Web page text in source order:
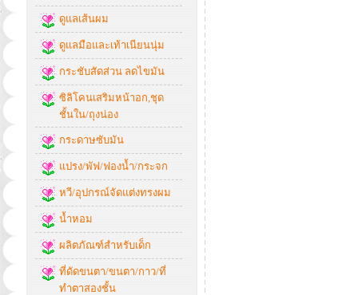
ดูแลเส้นผม
ดูแลมือและเท้าเนียนนุ่ม
กระชับสัดส่วน ลดไขมัน
ซิลิโคนเสริมหน้าอก,ชุด
ชั้นใน/ถุงน่อง
กระดาษซับมัน
แปรง/พัฟ/ฟองน้ำ/กระจก
หวี/อุปกรณ์จัดแต่งทรงผม
น้ำหอม
ผลิตภัณฑ์สำหรับเด็ก
ที่ดัดขนตา/ขนตา/กาว/ที่
ทำตาสองชั้น